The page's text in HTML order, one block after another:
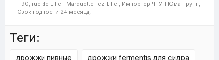
- 90, rue de Lille - Marquette-lez-Lille , Импортер ЧТУП Юма-групп,
Срок годности 24 месяца,
Теги:
дрожжи пивные дрожжи fermentis для сидра